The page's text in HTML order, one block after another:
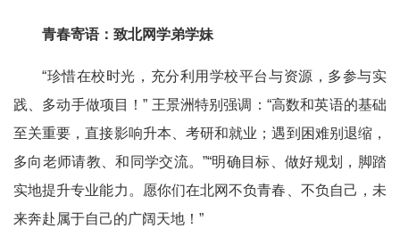
青春寄语：致北网学弟学妹
“珍惜在校时光，充分利用学校平台与资源，多参与实
践、多动手做项目！” 王景洲特别强调： “高数和英语的基础
至关重要，直接影响升本、考研和就业；遇到困难别退缩，
多向老师请教、和同学交流。”“明确目标、做好规划，脚踏
实地提升专业能力。愿你们在北网不负青春、不负自己，未
来奔赴属于自己的广阔天地！ ”